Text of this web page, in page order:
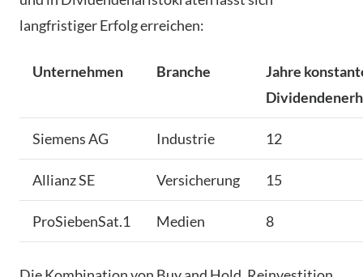
langfristiger Erfolg erreichen:
Unternehmen Branche
Jahre
Siemens AG Industrie 12
Allianz SE Versicherung 15
ProSiebenSat.1 Medien 8